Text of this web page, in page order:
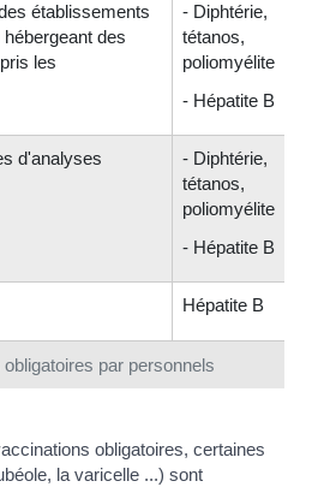
par personnels
établissements
des
les
- Diphtérie,
tétanos,
poliomyélite
- Hépatite B
d'analyses
- Diphtérie,
tétanos,
poliomyélite
- Hépatite B
Hépatite B
obligatoires, certaines
la varicelle ...) sont